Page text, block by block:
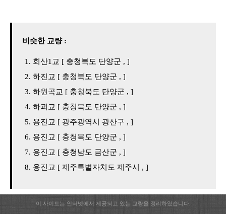
비슷한 교량 :
회산1교 [ 충청북도 단양군 , ]
하진교 [ 충청북도 단양군 , ]
하원곡교 [ 충청북도 단양군 , ]
하괴교 [ 충청북도 단양군 , ]
용진교 [ 광주광역시 광산구 , ]
용진교 [ 충청북도 단양군 , ]
용진교 [ 충청남도 금산군 , ]
용진교 [ 제주특별자치도 제주시 , ]
이 사이트는 인터넷에서 제공되고 있는 교량을 정리하였습니다.